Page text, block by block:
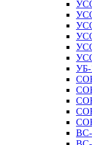
УБ-
ВС-